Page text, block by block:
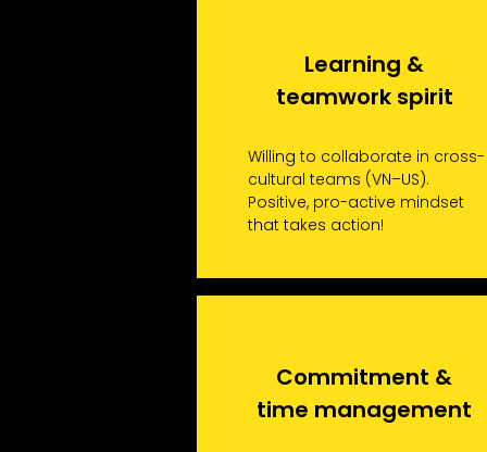
Learning &
teamwork spirit
Willing to collaborate in cross-
cultural teams (VN–US).
Positive, pro-active mindset
that takes action!
Commitment &
time management